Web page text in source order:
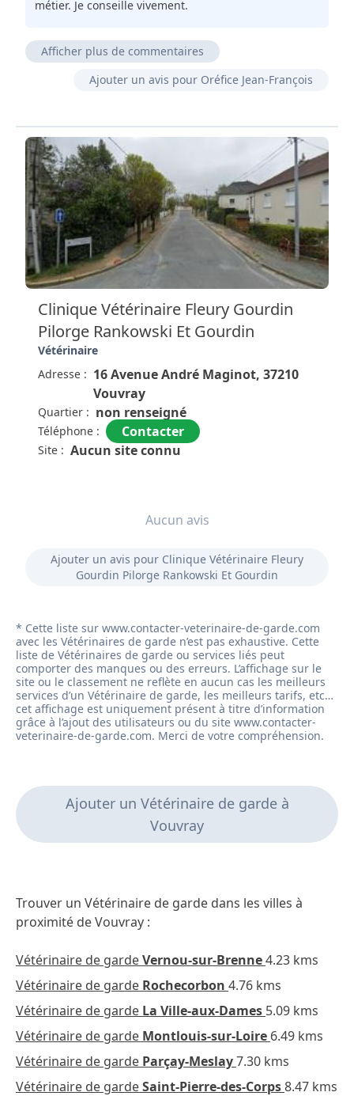
métier. Je conseille vivement.
Afficher plus de commentaires
Super ! Vive les vétos hors des villes à l'écoute et
sachant se rendre disponible en cas de besoin
précédemment.
Très bon vétérinaire et arrangeant.
Bon vétérinaire que sois sa femme ou lui et très
arrangeant.
Très pro.
Ajouter un avis pour Oréfice Jean-François
Clinique Vétérinaire Fleury Gourdin
Pilorge Rankowski Et Gourdin
Vétérinaire
Adresse : 16 Avenue André Maginot, 37210
Vouvray
Quartier : non renseigné
Téléphone : Contacter
Site : Aucun site connu
Aucun avis
Ajouter un avis pour Clinique Vétérinaire Fleury
Gourdin Pilorge Rankowski Et Gourdin
Ajouter un Vétérinaire de garde à
Vouvray
Trouver un Vétérinaire de garde dans les villes à
proximité de Vouvray :
Vétérinaire de gardeVernou-sur-Brenne4.23 kms
Vétérinaire de garde Rochecorbon 4.76 kms
Vétérinaire de garde La Ville-aux-Dames 5.09 kms
Vétérinaire de garde Montlouis-sur-Loire 6.49 kms
Vétérinaire de garde Parçay-Meslay7.30 kms
Vétérinaire de gardeSaint-Pierre-des-Corps8.47 kms